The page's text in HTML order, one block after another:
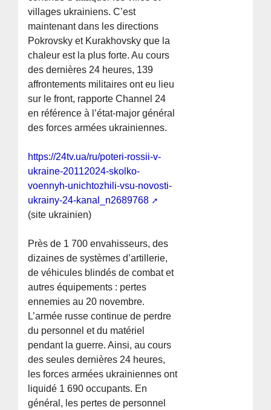
villages ukrainiens. C’est
maintenant dans les directions
Pokrovsky et Kurakhovsky que la
chaleur est la plus forte. Au cours
des dernières 24 heures, 139
affrontements militaires ont eu lieu
sur le front, rapporte Channel 24
en référence à l’état-major général
des forces armées ukrainiennes.
https://24tv.ua/ru/poteri-rossii-v-
ukraine-20112024-skolko-
voennyh-unichtozhili-vsu-novosti-
ukrainy-24-kanal_n2689768
(site ukrainien)
Près de 1 700 envahisseurs, des
dizaines de systèmes d’artillerie,
de véhicules blindés de combat et
autres équipements : pertes
ennemies au 20 novembre.
L’armée russe continue de perdre
du personnel et du matériel
pendant la guerre. Ainsi, au cours
des seules dernières 24 heures,
les forces armées ukrainiennes ont
liquidé 1 690 occupants. En
général, les pertes de personnel